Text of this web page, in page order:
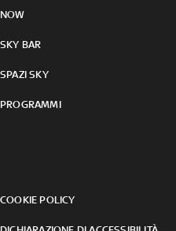
NOW
SKY BAR
SPAZI SKY
PROGRAMMI
COOKIE POLICY